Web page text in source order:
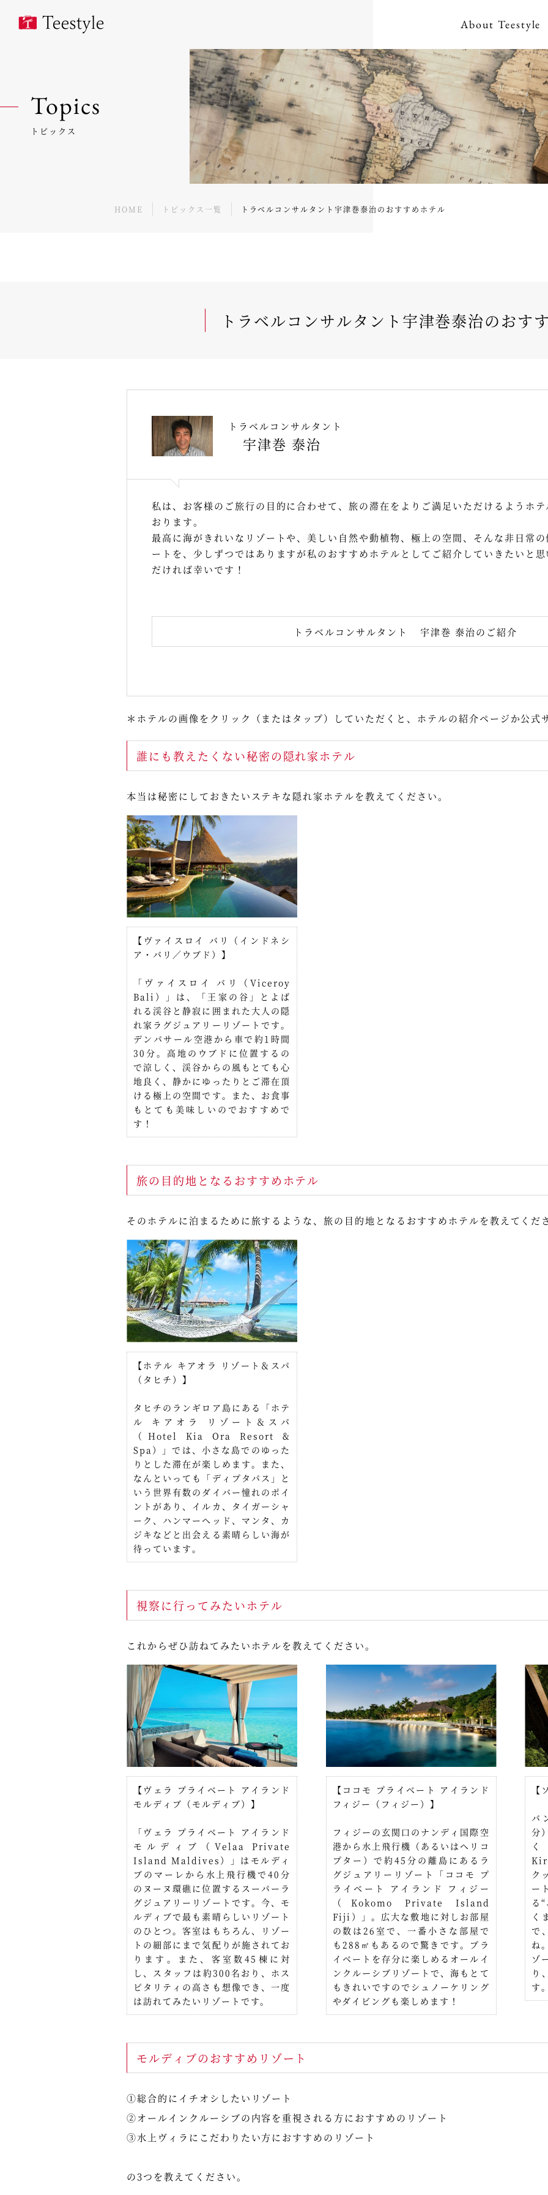
About Teestyle
Topics
トピックス
HOME トピックス一覧 トラベルコンサルタント宇津巻泰治のおすすめホテル
トラベルコンサルタント宇津巻泰治のおす
トラベルコンサルタント
宇津巻 泰治
私は、お客様のご旅行の目的に合わせて、旅の滞在をよりご満足いただけるようホ
おります。
最高に海がきれいなリゾートや、美しい自然や動植物、極上の空間、そんな非日常
ートを、少しずつではありますが私のおすすめホテルとしてご紹介していきたいと
だければ幸いです！
トラベルコンサルタント 宇津巻 泰治のご紹介
＊ホテルの画像をクリック（またはタップ）していただくと、ホテルの紹介ページか公式
誰にも教えたくない秘密の隠れ家ホテル
本当は秘密にしておきたいステキな隠れ家ホテルを教えてください。
【ヴァイスロイ バリ（インドネシ
ア・バリ／ウブド）】
「ヴァイスロイ バリ（Viceroy
Bali）」は、「王家の谷」とよば
れる渓谷と静寂に囲まれた大人の隠
れ家ラグジュアリーリゾートです。
デンパサール空港から車で約1時間
30分。高地のウブドに位置するの
で涼しく、渓谷からの風もとても心
地良く、静かにゆったりとご滞在頂
ける極上の空間です。また、お食事
もとても美味しいのでおすすめで
す！
旅の目的地となるおすすめホテル
そのホテルに泊まるために旅するような、旅の目的地となるおすすめホテルを教えてくだ
【ホテル キアオラ リゾート＆スパ
（タヒチ）】
タヒチのランギロア島にある「ホテ
ル キアオラ リゾート＆スパ
（Hotel Kia Ora Resort &
Spa）」では、小さな島でのゆった
りとした滞在が楽しめます。また、
なんといっても「ディプタパス」と
いう世界有数のダイバー憧れのポイ
ントがあり、イルカ、タイガーシャ
ーク、ハンマーヘッド、マンタ、カ
ジキなどと出会える素晴らしい海が
待っています。
視察に行ってみたいホテル
これからぜひ訪ねてみたいホテルを教えてください。
【ヴェラ プライベート アイランド
モルディブ（モルディブ）】
「ヴェラ プライベート アイランド
モルディブ（Velaa Private
Island Maldives）」はモルディ
ブのマーレから水上飛行機で40分
のヌーヌ環礁に位置するスーパーラ
グジュアリーリゾートです。今、モ
ルディブで最も素晴らしいリゾート
のひとつ。客室はもちろん、リゾー
トの細部にまで気配りが施されてお
ります。また、客室数45棟に対
し、スタッフは約300名おり、ホス
ピタリティの高さも想像でき、一度
は訪れてみたいリゾートです。
【ココモ プライベート アイランド
フィジー（フィジー）】
フィジーの玄関口のナンディ国際空
港から水上飛行機（あるいはヘリコ
プター）で約45分の離島にあるラ
グジュアリーリゾート「ココモ プ
ライベート アイランド フィジー
（Kokomo Private Island
Fiji）」。広大な敷地に対しお部屋
の数は26室で、一番小さな部屋で
も288㎡もあるので驚きです。プラ
イベートを存分に楽しめるオールイ
ンクルーシブリゾートで、海もとて
もきれいですのでシュノーケリング
やダイビングも楽しめます！
【
バ
分
ク
ー
る
く
で
ね
ゾ
り
す
モルディブのおすすめリゾート
①総合的にイチオシしたいリゾート
②オールインクルーシブの内容を重視される方におすすめのリゾート
③水上ヴィラにこだわりたい方におすすめのリゾート
の3つを教えてください。